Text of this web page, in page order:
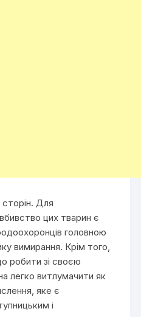
Для
цих тварин є
головною
вимирання. Крім того,
робити зі своєю
легко витлумачити як
яке є
і